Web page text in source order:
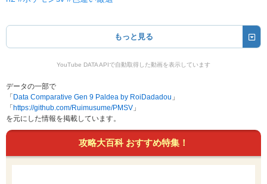
もっと見る
YouTube DATA APIで自動取得した動画を表示しています
データの一部で
「 Data Comparative Gen 9 Paldea by RoiDadadou 」
「 https://github.com/Ruimusume/PMSV 」
を元にした情報を掲載しています。
攻略大百科 おすすめ特集！